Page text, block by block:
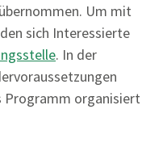
Um mit
sich Interessierte
. In der
Programm organisiert